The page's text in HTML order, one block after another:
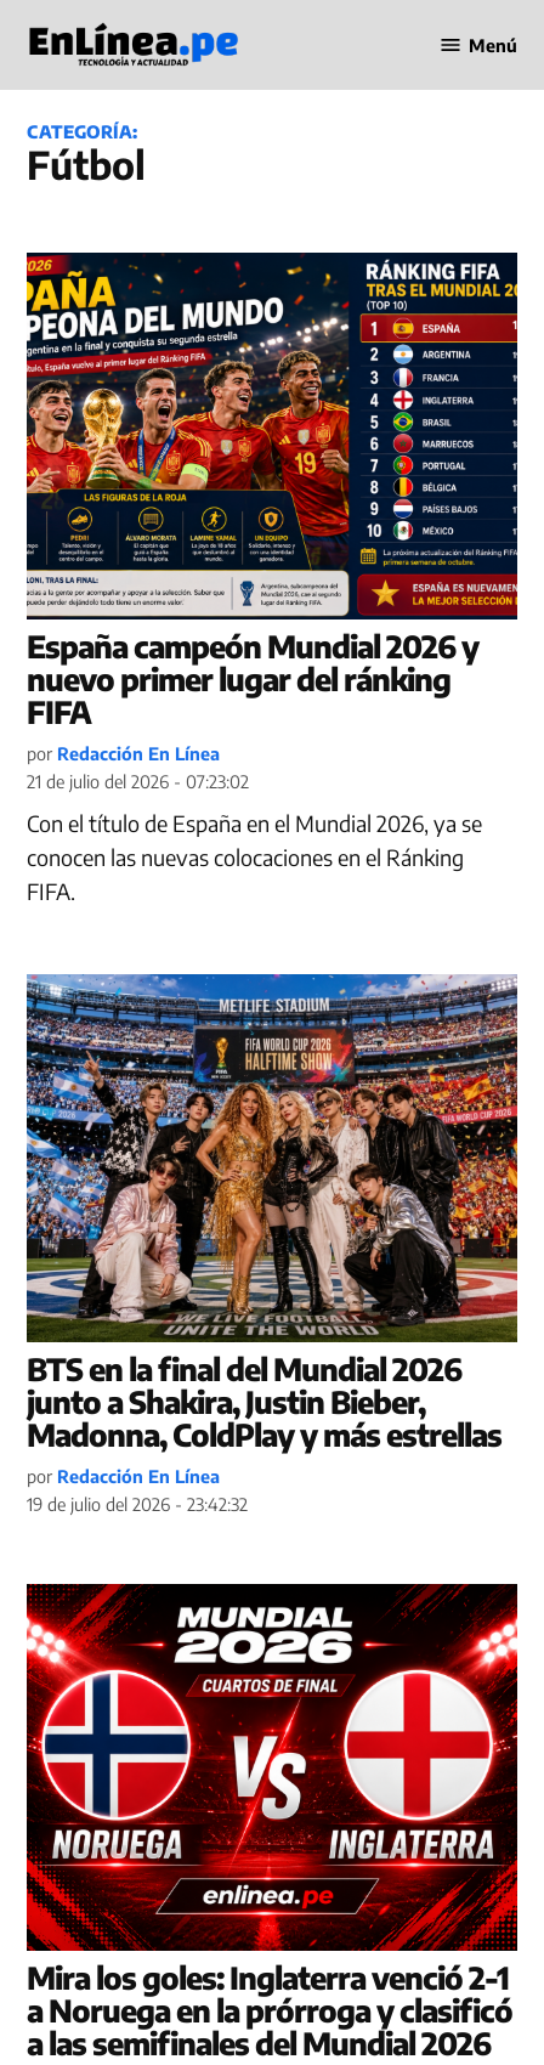
contenido
en Línea
Menú
CATEGORÍA:
Fútbol
España campeón Mundial 2026 y
nuevo primer lugar del ránking
FIFA
por Redacción En Línea
21 de julio del 2026 - 07:23:02
Con el título de España en el Mundial 2026, ya se
conocen las nuevas colocaciones en el Ránking
FIFA.
BTS en la final del Mundial 2026
junto a Shakira, Justin Bieber,
Madonna, ColdPlay y más estrellas
por Redacción En Línea
19 de julio del 2026 - 23:42:32
Mira los goles: Inglaterra venció 2-1
a Noruega en la prórroga y clasificó
a las semifinales del Mundial 2026